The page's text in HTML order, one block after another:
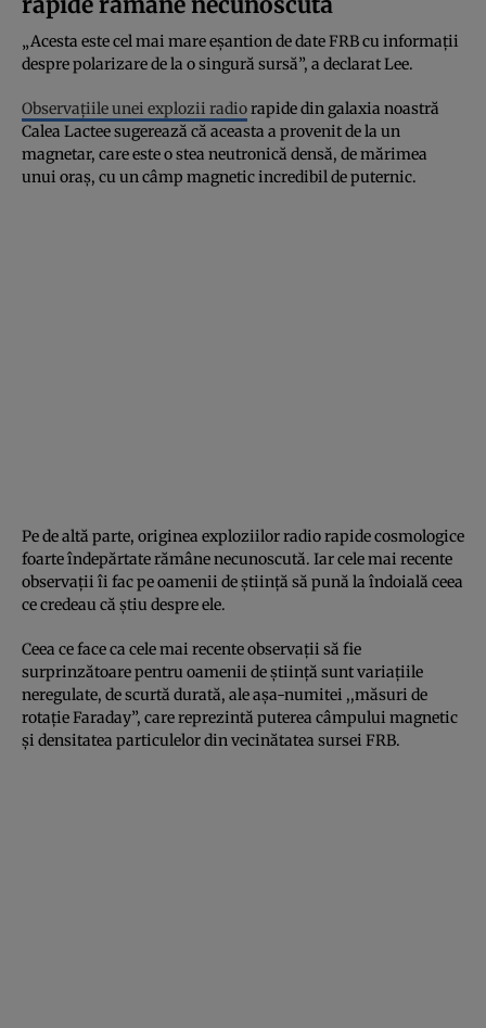
„Acesta este cel mai mare eșantion de date FRB cu informații
despre polarizare de la o singură sursă”, a declarat Lee.
Observațiile unei explozii radiorapide din galaxia noastră
Calea Lactee sugerează că aceasta a provenit de la un
magnetar, care este o stea neutronică densă, de mărimea
unui oraș, cu un câmp magnetic incredibil de puternic.
Pe de altă parte, originea exploziilor radio rapide cosmologice
foarte îndepărtate rămâne necunoscută. Iar cele mai recente
observații îi fac pe oamenii de știință să pună la îndoială ceea
ce credeau că știu despre ele.
Ceea ce face ca cele mai recente observații să fie
surprinzătoare pentru oamenii de știință sunt variațiile
neregulate, de scurtă durată, ale așa-numitei ,,măsuri de
rotație Faraday”, care reprezintă puterea câmpului magnetic
și densitatea particulelor din vecinătatea sursei FRB.